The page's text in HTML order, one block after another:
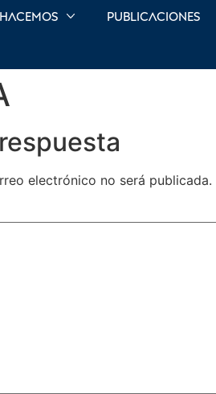
Publicaciones
electrónico no será publicada.